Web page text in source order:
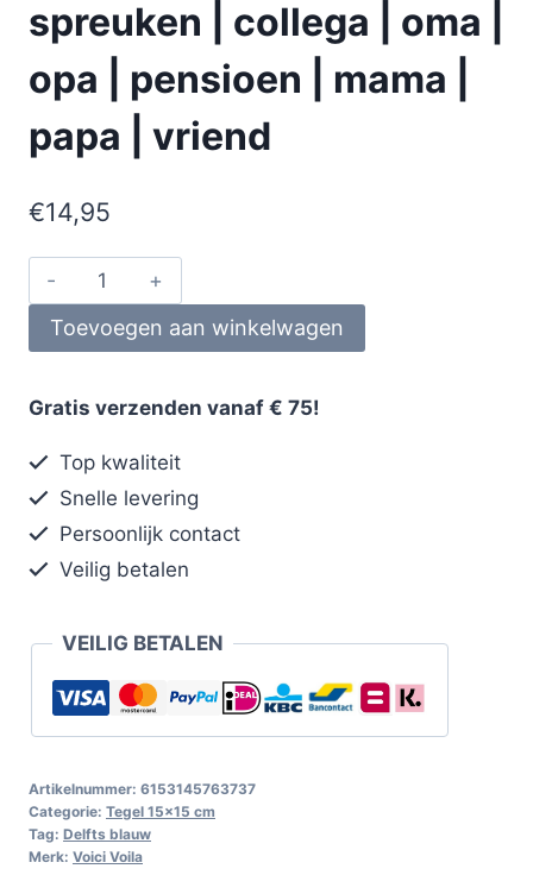
spreuken | collega | oma |
opa | pensioen | mama |
papa | vriend
€14,95
Toevoegen aan winkelwagen
Gratis verzenden vanaf € 75!
Top kwaliteit
Snelle levering
Persoonlijk contact
Veilig betalen
VEILIG BETALEN
Artikelnummer: 6153145763737
Categorie: Tegel 15x15 cm
Tag: Delfts blauw
Merk: Voici Voila